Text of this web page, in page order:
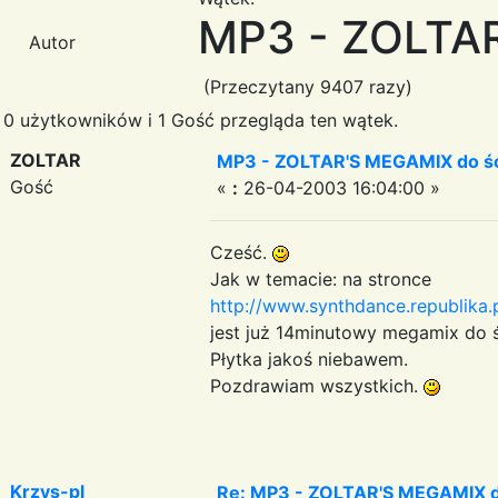
Autor MP3 -
(Przeczytany 9407 razy)
0 użytkowników i 1 Gość przegląda ten wątek.
ZOLTAR
Gość
MP3 - ZOLTAR'S MEGAMIX do
« : 26-04-2003 16:04:00 »
Cześć.
Jak w temacie: na stronce
http://
jest już 14minutowy megamix do
Płytka jakoś niebawem.
Pozdrawiam wszystkich.
Krzys-pl Re: MP3 - ZOLTAR'S MEGAMIX